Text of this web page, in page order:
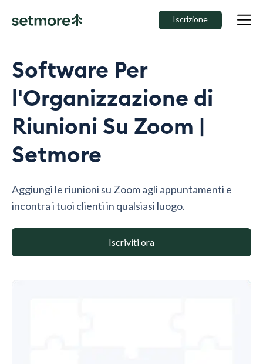
Iscrizione
Software Per
l'Organizzazione di
Riunioni Su Zoom |
Setmore
Aggiungi le riunioni su Zoom agli appuntamenti e
incontra i tuoi clienti in qualsiasi luogo.
Iscriviti ora